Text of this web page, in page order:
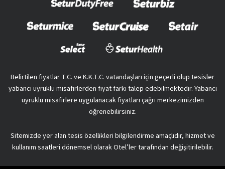
Belirtilen fiyatlar T.C. ve K.K.T.C. vatandaşları için geçerli olup tesisler
yabancı uyruklu misafirlerden fiyat farkı talep edebilmektedir. Yabancı
uyruklu misafirlere uygulanacak fiyatları çağrı merkezimizden
öğrenebilirsiniz.
Sitemizde yer alan tesis özellikleri bilgilendirme amaçlıdır, hizmet ve
kullanım saatleri dönemsel olarak Otel’ler tarafından değişitirilebilir.